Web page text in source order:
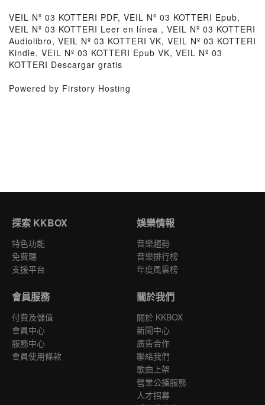
VEIL Nº 03 KOTTERI PDF, VEIL Nº 03 KOTTERI Epub,
VEIL Nº 03 KOTTERI Leer en línea , VEIL Nº 03 KOTTERI
Audiolibro, VEIL Nº 03 KOTTERI VK, VEIL Nº 03 KOTTERI
Kindle, VEIL Nº 03 KOTTERI Epub VK, VEIL Nº 03
KOTTERI Descargar gratis
Powered by Firstory Hosting
探索 KKBOX
特色功能
免費聽
支援平台
娛樂情報
音樂趨勢
音樂排行榜
年度風雲榜
會員服務
付費及儲值
會員中心
服務中心
會員使用條款
關於我們
關於 KKBOX
新聞中心
廣告合作
聯絡我們
歌曲上架
營業公播服務
人才招募